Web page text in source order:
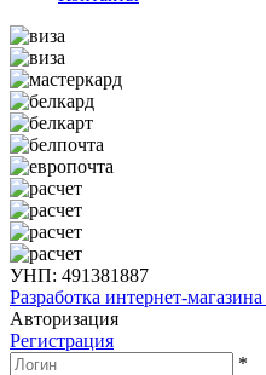
УНП: 491381887
Разработка интернет-магазина
Авторизация
Регистрация
*